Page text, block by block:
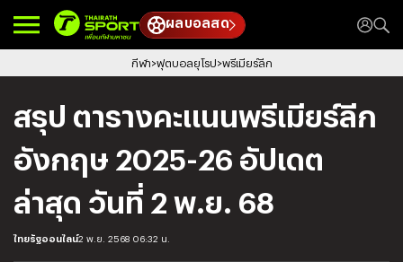
ผลบอลสด
กีฬา ฟุตบอลยุโรป พรีเมียร์ลีก
สรุป ตารางคะแนนพรีเมียร์ลีก
อังกฤษ 2025-26 อัปเดต
ล่าสุด วันที่ 2 พ.ย. 68
ไทยรัฐออนไลน์2 พ.ย. 2568 06:32 น.